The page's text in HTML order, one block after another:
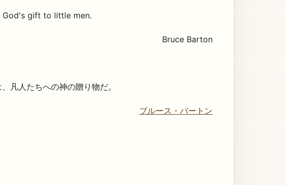
God's gift to little men.
Bruce Barton
凡人たちへの神の贈り物だ。
ブルース・バートン